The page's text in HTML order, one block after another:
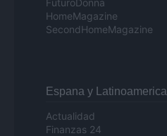
FuturoDonna
HomeMagazine
SecondHomeMagazine
Espana y Latinoamerica
Actualidad
Finanzas 24